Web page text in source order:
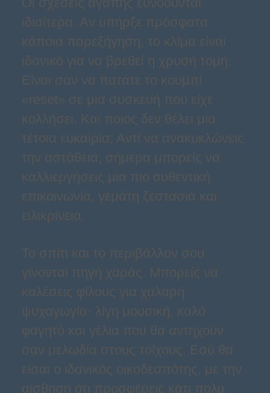
ιδιαίτερα. Αν υπήρξε πρόσφατα
κάποια παρεξήγηση, το κλίμα είναι
ιδανικό για να βρεθεί η χρυσή τομή.
Είναι σαν να πατάτε το κουμπί
«reset» σε μια συσκευή που είχε
κολλήσει. Και ποιος δεν θέλει μια
τέτοια ευκαιρία; Αντί να ανακυκλώνεις
την αστάθεια, σήμερα μπορείς να
καλλιεργήσεις μια πιο αυθεντική
επικοινωνία, γεμάτη ζεστασιά και
ειλικρίνεια.
Το σπίτι και το περιβάλλον σου
γίνονται πηγή χαράς. Μπορείς να
καλέσεις φίλους για χαλαρή
ψυχαγωγία· λίγη μουσική, καλό
φαγητό και γέλια που θα αντηχούν
σαν μελωδία στους τοίχους. Εσύ θα
είσαι ο ιδανικός οικοδεσπότης, με την
αίσθηση ότι προσφέρεις κάτι πολύ